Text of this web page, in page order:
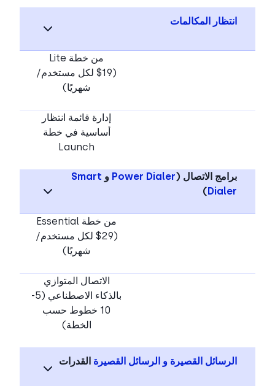
انتظار المكالمات
من خطة Lite
($19 لكل مستخدم/
شهريًا)
إدارة قائمة انتظار
أساسية في خطة
Launch
برامج الاتصال (Power DialerوSmart
Dialer
)
من خطة Essential
($29 لكل مستخدم/
شهريًا)
الاتصال المتوازي
بالذكاء الاصطناعي (5-
10 خطوط حسب
الخطة)
الرسائل القصيرة و الرسائل القصيرةالقدرات